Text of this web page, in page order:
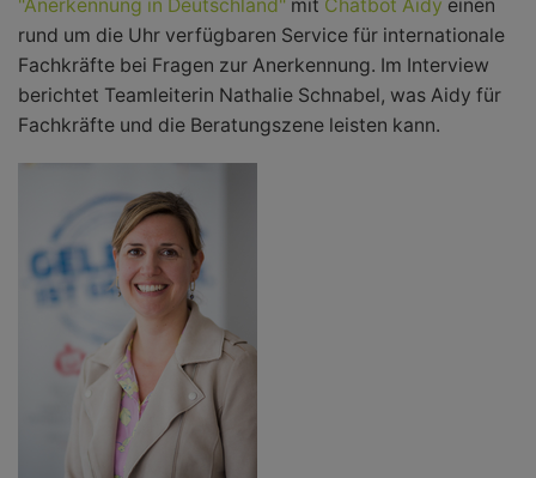
"Anerkennung in Deutschland" mit Chatbot Aidy einen
rund um die Uhr verfügbaren Service für internationale
Fachkräfte bei Fragen zur Anerkennung. Im Interview
berichtet Teamleiterin Nathalie Schnabel, was Aidy für
Fachkräfte und die Beratungszene leisten kann.